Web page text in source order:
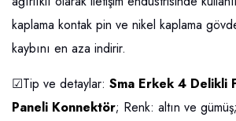
kaplama kontak pin ve nikel kaplama
kaybını en aza indirir.
☑Tip ve detaylar: Sma Erkek 4 Delikli
Paneli Konnektör; Renk: altın ve